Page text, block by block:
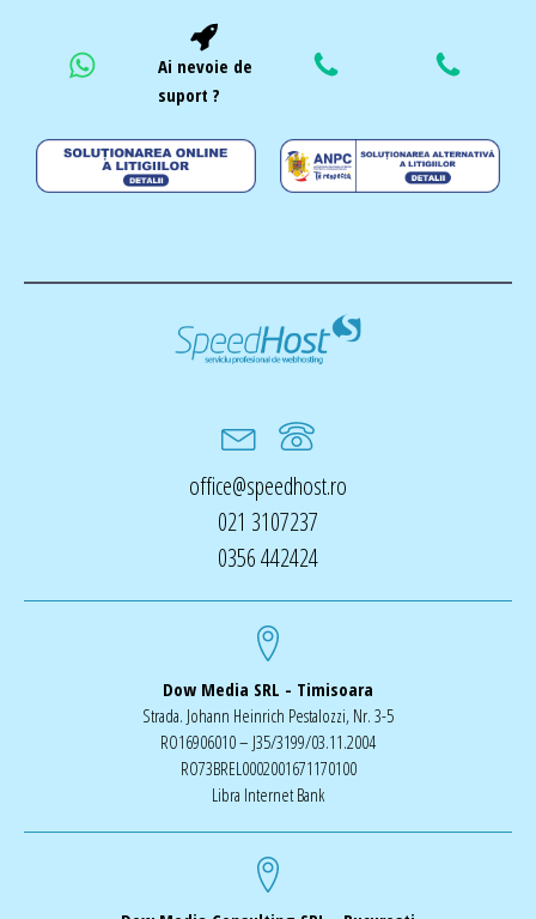
Ai nevoie de
suport ?
office@speedhost.ro
021 3107237
0356 442424
Dow Media SRL - Timisoara
Strada. Johann Heinrich Pestalozzi, Nr. 3-5
RO16906010 – J35/3199/03.11.2004
RO73BREL0002001671170100
Libra Internet Bank